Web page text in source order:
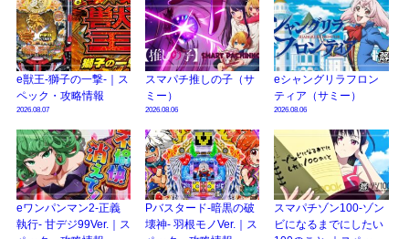
日遊協、ファン調査2025を発表｜使用金額中央値「1万円-3万円/1回」「遊技
歴20年以上が50％以上」等々…
【2025年】エイプリルフール話題（ネタ）まとめ｜ぱちんこパチスロ関連【4
月1日】
e獣王-獅子の一撃-｜ス
ペック・攻略情報
2026.08.07
スマパチ推しの子（サ
ミー）
2026.08.06
eシャングリラフロン
ティア（サミー）
2026.08.06
eワンパンマン2-正義
執行- 甘デジ99Ver.｜ス
Pバスタード-暗黒の破
壊神- 羽根モノVer.｜ス
スマパチゾン100-ゾン
ビになるまでにしたい